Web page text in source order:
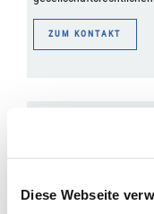
Diese Webseite
ZUM KONTAKT
unternehmerischen